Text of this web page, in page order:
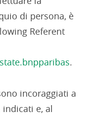
di persona, è
Referent
.
incoraggiati a
e, al